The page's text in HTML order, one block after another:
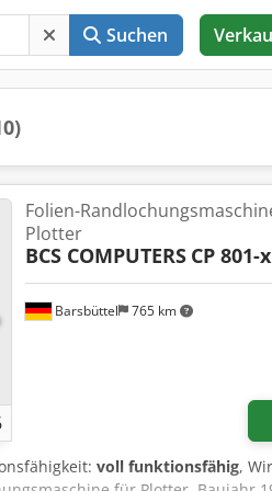
Suchen
Barsbüttel 765 km
Folien-
Plotter
BCS COMPUTERS CP 801-x
voll funktionsfähig,